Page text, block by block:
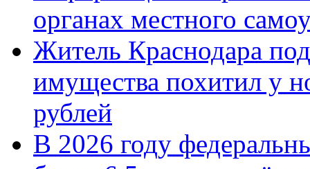
органах местного
Житель Краснодара
имущества похитил у
рублей
В 2026 году